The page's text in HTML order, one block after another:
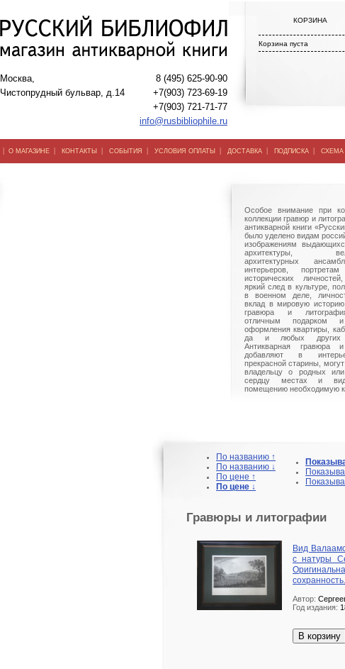
Москва,
Чистопрудный бульвар, д.14
8 (495) 625-90-90
+7(903) 723-69-19
+7(903) 721-71-77
info@rusbibliophile.ru
КОРЗИНА
Корзина пуста
| О МАГАЗИНЕ | КОНТАКТЫ | СОБЫТИЯ | УСЛОВИЯ ОПЛАТЫ | ДОСТАВКА | ПОДПИСКА | СХЕМА
Особое внимание при
коллекции гравюр и
антикварной книги
было уделено видам
изображениям
архитектуры,
архитектурных
интерьеров,
исторических
яркий след в культуре,
в военном деле,
вклад в мировую
гравюра и
отличным подарком
оформления квартиры,
да и любых других
Антикварная гравюра
добавляют в
прекрасной старины,
владельцу о родных
сердцу местах и
помещению необходимую
По названию ↑
По названию ↓
По цене ↑
По цене ↓
Гравюры и литографии
Вид
с натуры
сохранность.
Автор:
Год издания:
В корзину